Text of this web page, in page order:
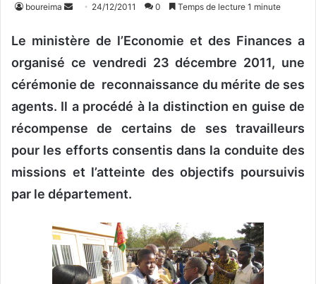
boureima
v
e
r
u
o
u
r
e
l
24/12/2011 0 Temps de lecture 1 minute
Le ministère de l’Economie et des Finances a
organisé ce vendredi 23 décembre 2011, une
cérémonie de reconnaissance du mérite de ses
agents. Il a procédé à la distinction en guise de
récompense de certains de ses travailleurs
pour les efforts consentis dans la conduite des
missions et l’atteinte des objectifs poursuivis
par le département.